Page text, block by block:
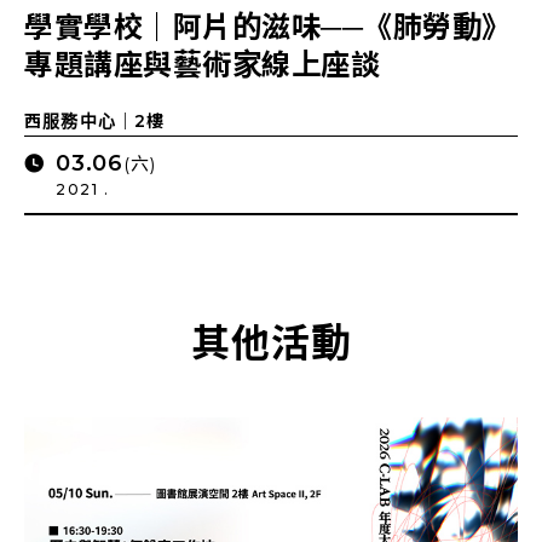
學實學校｜阿片的滋味──《肺勞動》
專題講座與藝術家線上座談
西服務中心｜2樓
03.06(六)
2021 .
其他活動